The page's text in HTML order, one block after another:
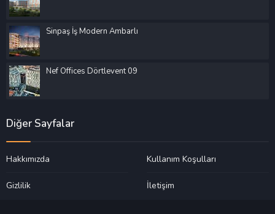
Sinpaş İş Modern Ambarlı
Nef Offices Dörtlevent 09
Diğer Sayfalar
Hakkımızda Kullanım Koşulları
Gizlilik İletişim